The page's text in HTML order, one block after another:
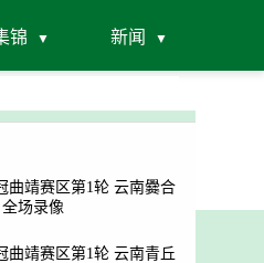
锦 新闻
曲靖赛区第1轮 云南爨合
场录像
曲靖赛区第1轮 云南青丘